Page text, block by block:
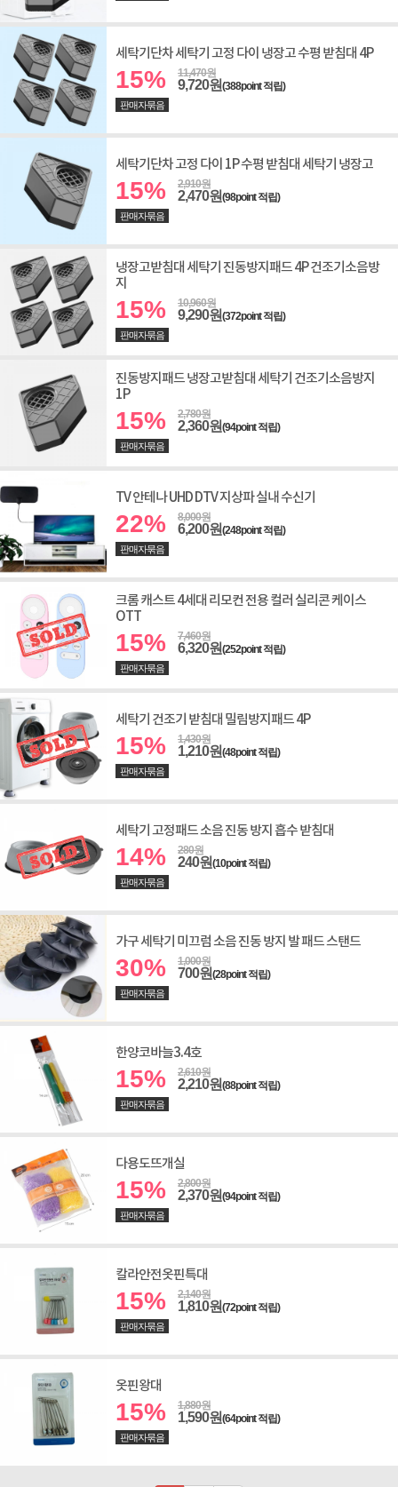
세탁기단차 세탁기 고정 다이 냉장고 수평 받침대 4P
15% 11,470원
9,720원(388point 적립)
판매자묶음
세탁기단차 고정 다이 1P 수평 받침대 세탁기 냉장고
15% 2,910원
2,470원(98point 적립)
판매자묶음
냉장고받침대 세탁기 진동방지패드 4P 건조기소음방
지
15% 10,960원
9,290원(372point 적립)
판매자묶음
진동방지패드 냉장고받침대 세탁기 건조기소음방지
1P
15% 2,780원
2,360원(94point 적립)
판매자묶음
TV 안테나 UHD DTV 지상파 실내 수신기
22% 8,000원
6,200원(248point 적립)
판매자묶음
크롬 캐스트 4세대 리모컨 전용 컬러 실리콘 케이스
OTT
15% 7,460원
6,320원(252point 적립)
판매자묶음
세탁기 건조기 받침대 밀림방지패드 4P
15% 1,430원
1,210원(48point 적립)
판매자묶음
세탁기 고정패드 소음 진동 방지 흡수 받침대
14% 280원
240원(10point 적립)
판매자묶음
가구 세탁기 미끄럼 소음 진동 방지 발 패드 스탠드
30% 1,000원
700원(28point 적립)
판매자묶음
한양코바늘3.4호
15% 2,610원
2,210원(88point 적립)
판매자묶음
다용도뜨개실
15% 2,800원
2,370원(94point 적립)
판매자묶음
칼라안전옷핀특대
15% 2,140원
1,810원(72point 적립)
판매자묶음
옷핀왕대
15% 1,880원
1,590원(64point 적립)
판매자묶음